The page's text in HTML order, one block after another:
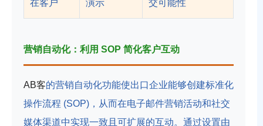
在客户
演示
交可能性
营销自动化：利用 SOP 简化客户互动
AB客的营销自动化功能使出口企业能够创建标准化
操作流程 (SOP)，从而在电子邮件营销活动和社交
媒体渠道中实现一致且可扩展的互动。通过设置由